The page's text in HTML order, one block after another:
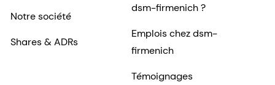
Notre société
Shares & ADRs
dsm-firmenich ?
Emplois chez dsm-
firmenich
Témoignages